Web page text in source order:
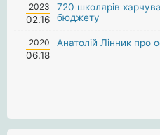
2023
02.16
720 школярів
бюджету
2020
06.18
Анатолій Лінник про